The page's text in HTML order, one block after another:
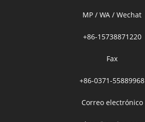
MP / WA / Wechat
+86-15738871220
Fax
+86-0371-55889968
Correo electrónico